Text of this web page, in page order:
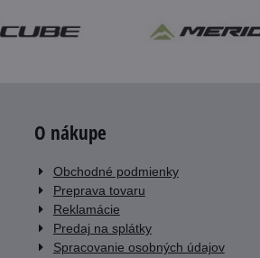
O nákupe
Obchodné podmienky
Preprava tovaru
Reklamácie
Predaj na splátky
Spracovanie osobných údajov